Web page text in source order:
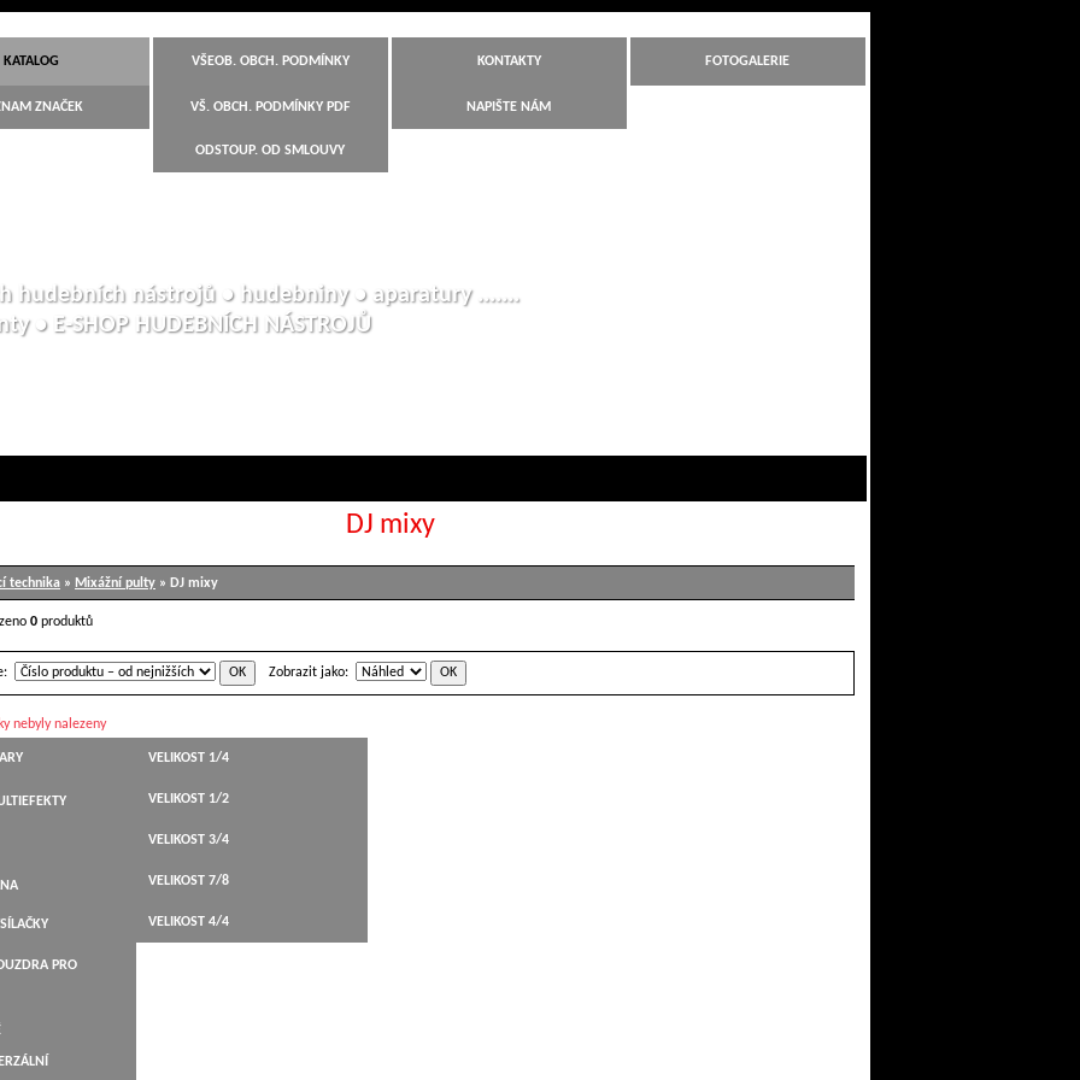
KATALOG
ZNAČEK
VŠEOB. OBCH. PODMÍNKY
VŠ. OBCH. PODMÍNKY PDF
ODSTOUP. OD SMLOUVY
KONTAKTY
NAPIŠTE NÁM
FOTOGALERIE
hudebních nástrojů • hudebniny • aparatury .......
• E-SHOP HUDEBNÍCH NÁSTROJŮ
DJ mixy
technika » Mixážní pulty » DJ mixy
0 produktů
Zobrazit jako:
nebyly nalezeny
VELIKOST 1/4
VELIKOST 1/2
VELIKOST 3/4
VELIKOST 7/8
VELIKOST 4/4
PRO